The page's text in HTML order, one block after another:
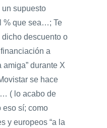
un supuesto
% que sea…; Te
descuento o
a
amiga” durante X
se hace
( lo acabo de
eso sí; como
y europeos “a la